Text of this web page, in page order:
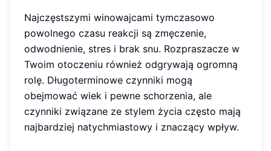
Najczęstszymi winowajcami tymczasowo
powolnego czasu reakcji są zmęczenie,
odwodnienie, stres i brak snu. Rozpraszacze w
Twoim otoczeniu również odgrywają ogromną
rolę. Długoterminowe czynniki mogą
obejmować wiek i pewne schorzenia, ale
czynniki związane ze stylem życia często mają
najbardziej natychmiastowy i znaczący wpływ.